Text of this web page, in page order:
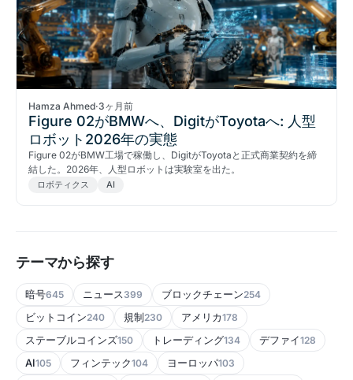
Hamza Ahmed·3ヶ月前
Figure 02がBMWへ、DigitがToyotaへ: 人型
ロボット2026年の実態
Figure 02がBMW工場で稼働し、DigitがToyotaと正式商業契約を締
結した。2026年、人型ロボットは実験室を出た。
ロボティクス AI
テーマから探す
暗号645 ニュース 399 ブロックチェーン254
ビットコイン240 規制230 アメリカ178
ステーブルコインズ150 トレーディング134 デファイ128
AI105 フィンテック104 ヨーロッパ103